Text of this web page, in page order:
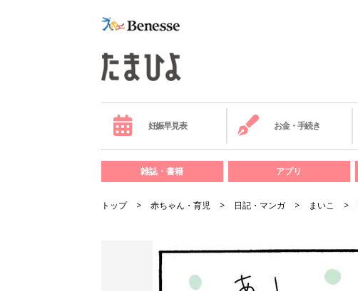
妊娠早見表 お金・手続き
雑誌・書籍 アプリ
トップ 赤ちゃん・育児 日記・マンガ まいこ